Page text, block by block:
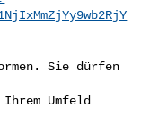
Sie dürfen
Umfeld